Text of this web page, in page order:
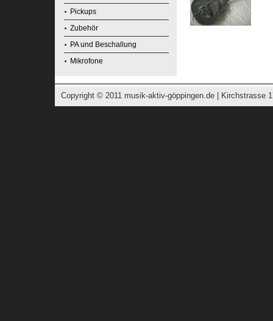
Pickups
Zubehör
PA und Beschallung
Mikrofone
Copyright © 2011 musik-aktiv-göppingen.de | Kirchstrasse